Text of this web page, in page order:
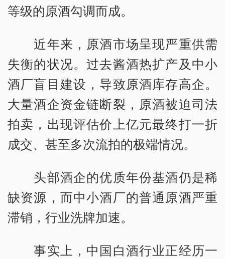
等级的原酒勾调而成。
近年来，原酒市场呈现严重供需
失衡的状况。过去酱酒热扩产及中小
酒厂盲目建设，导致原酒库存高企。
大量酒企资金链断裂，原酒被迫司法
拍卖，出现评估价上亿元最终打一折
成交、甚至多次流拍的极端情况。
头部酒企的优质年份基酒仍是稀
缺资源，而中小酒厂的普通原酒严重
滞销，行业洗牌加速。
事实上，中国白酒行业正经历一